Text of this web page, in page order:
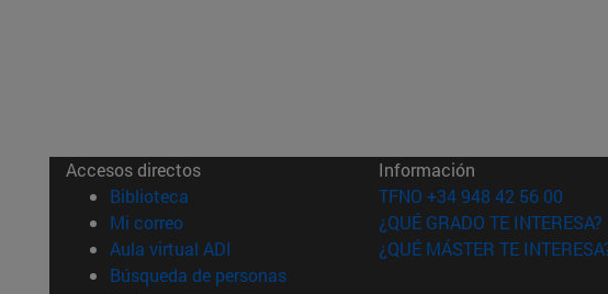
Accesos directos
Biblioteca (abre en nueva ventana)
Mi correo(abre en nueva ventana)
Aula virtual ADI (abre en nueva ventana)
Búsqueda de personas(abre en nueva ventana)
Información
TFNO +34 948 42 56 00
¿QUÉ GRADO TE INTERESA?
¿QUÉ MÁSTER TE